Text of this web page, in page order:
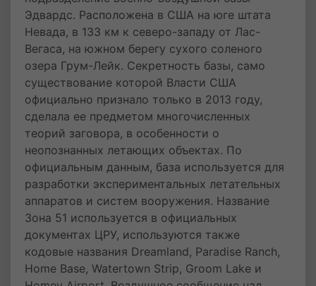
Эдвардс. Расположена в США на юге штата
Невада, в 133 км к северо-западу от Лас-
Вегаса, на южном берегу сухого соленого
озера Грум-Лейк. Секретность базы, само
существование которой Власти США
официально признало только в 2013 году,
сделала ее предметом многочисленных
теорий заговора, в особенности о
неопознанных летающих объектах. По
официальным данным, база используется для
разработки экспериментальных летательных
аппаратов и систем вооружения. Название
Зона 51 используется в официальных
документах ЦРУ, используются также
кодовые названия Dreamland, Paradise Ranch,
Home Base, Watertown Strip, Groom Lake и